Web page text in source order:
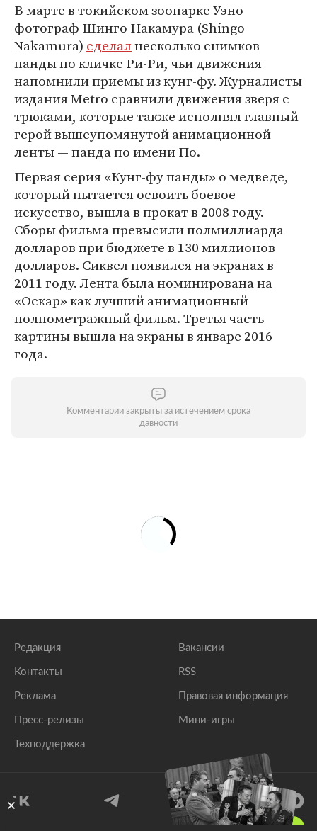
В марте в токийском зоопарке Уэно
фотограф Шинго Накамура (Shingo
Nakamura) сделалнесколько снимков
панды по кличке Ри-Ри, чьи движения
напомнили приемы из кунг-фу. Журналисты
издания Metro сравнили движения зверя с
трюками, которые также исполнял главный
герой вышеупомянутой анимационной
ленты — панда по имени По.
Первая серия «Кунг-фу панды» о медведе,
который пытается освоить боевое
искусство, вышла в прокат в 2008 году.
Сборы фильма превысили полмиллиарда
долларов при бюджете в 130 миллионов
долларов. Сиквел появился на экранах в
2011 году. Лента была номинирована на
«Оскар» как лучший анимационный
полнометражный фильм. Третья часть
картины вышла на экраны в январе 2016
года.
Комментарии закрыты за истечением срока
давности
Редакция
Контакты
Реклама
Пресс-релизы
Техподдержка
Вакансии
RSS
Правовая информация
Мини-игры